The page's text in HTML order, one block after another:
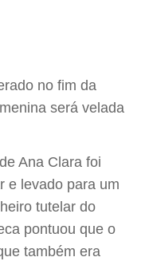
no fim da
será velada
Ana Clara foi
e levado para um
tutelar do
pontuou que o
também era